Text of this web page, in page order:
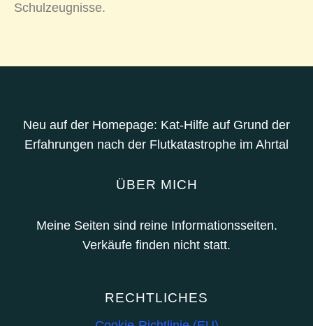
Schulzeugnisse.
Neu auf der Homepage: Kat-Hilfe auf Grund der
Erfahrungen nach der Flutkatastrophe im Ahrtal
ÜBER MICH
Meine Seiten sind reine Informationsseiten.
Verkäufe finden nicht statt.
RECHTLICHES